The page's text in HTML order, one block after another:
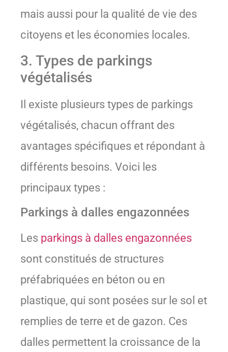
mais aussi pour la qualité de vie des
citoyens et les économies locales.
3. Types de parkings
végétalisés
Il existe plusieurs types de parkings
végétalisés, chacun offrant des
avantages spécifiques et répondant à
différents besoins. Voici les
principaux types :
Parkings à dalles engazonnées
Les parkings à dalles engazonnées
sont constitués de structures
préfabriquées en béton ou en
plastique, qui sont posées sur le sol et
remplies de terre et de gazon. Ces
dalles permettent la croissance de la